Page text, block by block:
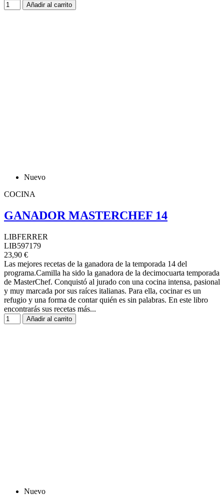
Añadir al carrito
Nuevo
COCINA
GANADOR MASTERCHEF 14
LIBFERRER
LIB597179
23,90 €
Las mejores recetas de la ganadora de la temporada 14 del
programa.Camilla ha sido la ganadora de la decimocuarta temporada
de MasterChef. Conquistó al jurado con una cocina intensa, pasional
y muy marcada por sus raíces italianas. Para ella, cocinar es un
refugio y una forma de contar quién es sin palabras. En este libro
encontrarás sus recetas más...
Añadir al carrito
Nuevo